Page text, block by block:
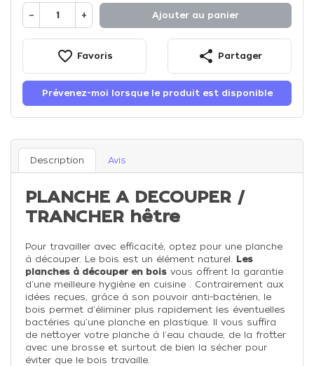
− + Ajouter au panier
favorite_border Favoris share Partager
Prévenez-moi lorsque le produit est disponible
Description Avis
PLANCHE A DECOUPER /
TRANCHER hêtre
Pour travailler avec efficacité, optez pour une planche
à découper. Le bois est un élément naturel. Les
planches à découper en bois vous offrent la garantie
d'une meilleure hygiène en cuisine . Contrairement aux
idées reçues, grâce à son pouvoir anti-bactérien, le
bois permet d'éliminer plus rapidement les éventuelles
bactéries qu'une planche en plastique. Il vous suffira
de nettoyer votre planche à l'eau chaude, de la frotter
avec une brosse et surtout de bien la sécher pour
éviter que le bois travaille.